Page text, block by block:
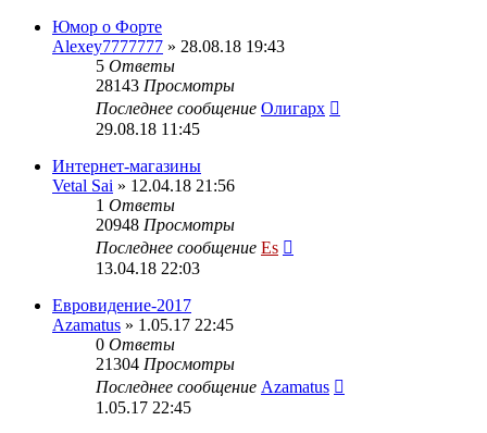
Юмор о Форте
Alexey7777777 » 28.08.18 19:43
5 Ответы
28143 Просмотры
Последнее сообщение Олигарх
29.08.18 11:45
Интернет-магазины
Vetal Sai » 12.04.18 21:56
1 Ответы
20948 Просмотры
Последнее сообщение Es
13.04.18 22:03
Евровидение-2017
Azamatus » 1.05.17 22:45
0 Ответы
21304 Просмотры
Последнее сообщение Azamatus
1.05.17 22:45